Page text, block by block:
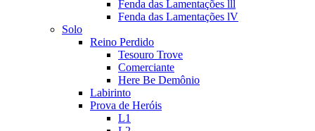
Fenda das Lamentações lll
Fenda das Lamentações lV
Solo
Reino Perdido
Tesouro Trove
Comerciante
Here Be Demônio
Labirinto
Prova de Heróis
L1